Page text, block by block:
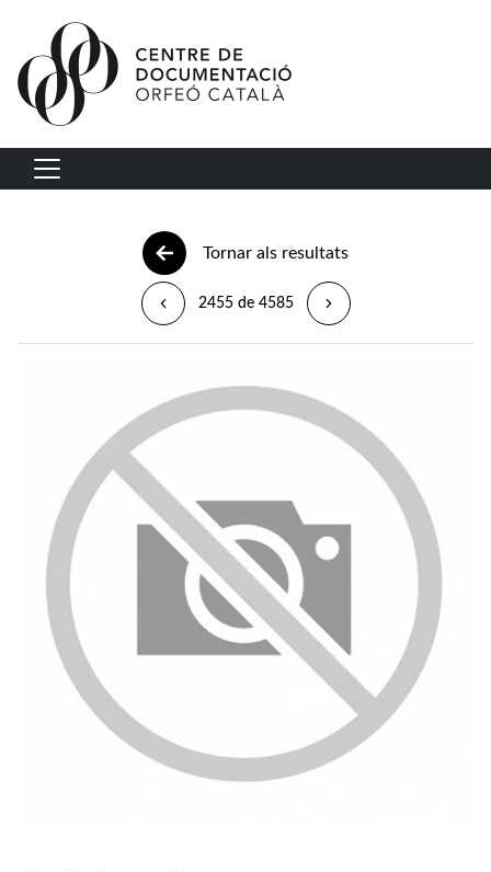
Vés al contingut
Navegació principal
Tornar als resultats
2455 de 4585